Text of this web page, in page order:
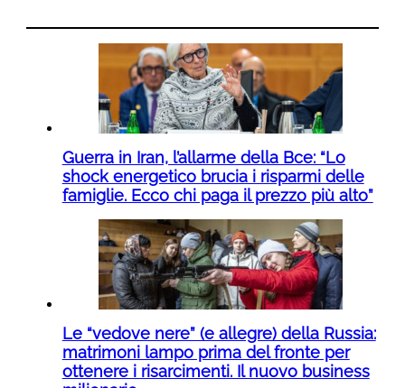
Guerra in Iran, l’allarme della Bce: “Lo
shock energetico brucia i risparmi delle
famiglie. Ecco chi paga il prezzo più alto”
Le “vedove nere” (e allegre) della Russia:
matrimoni lampo prima del fronte per
ottenere i risarcimenti. Il nuovo business